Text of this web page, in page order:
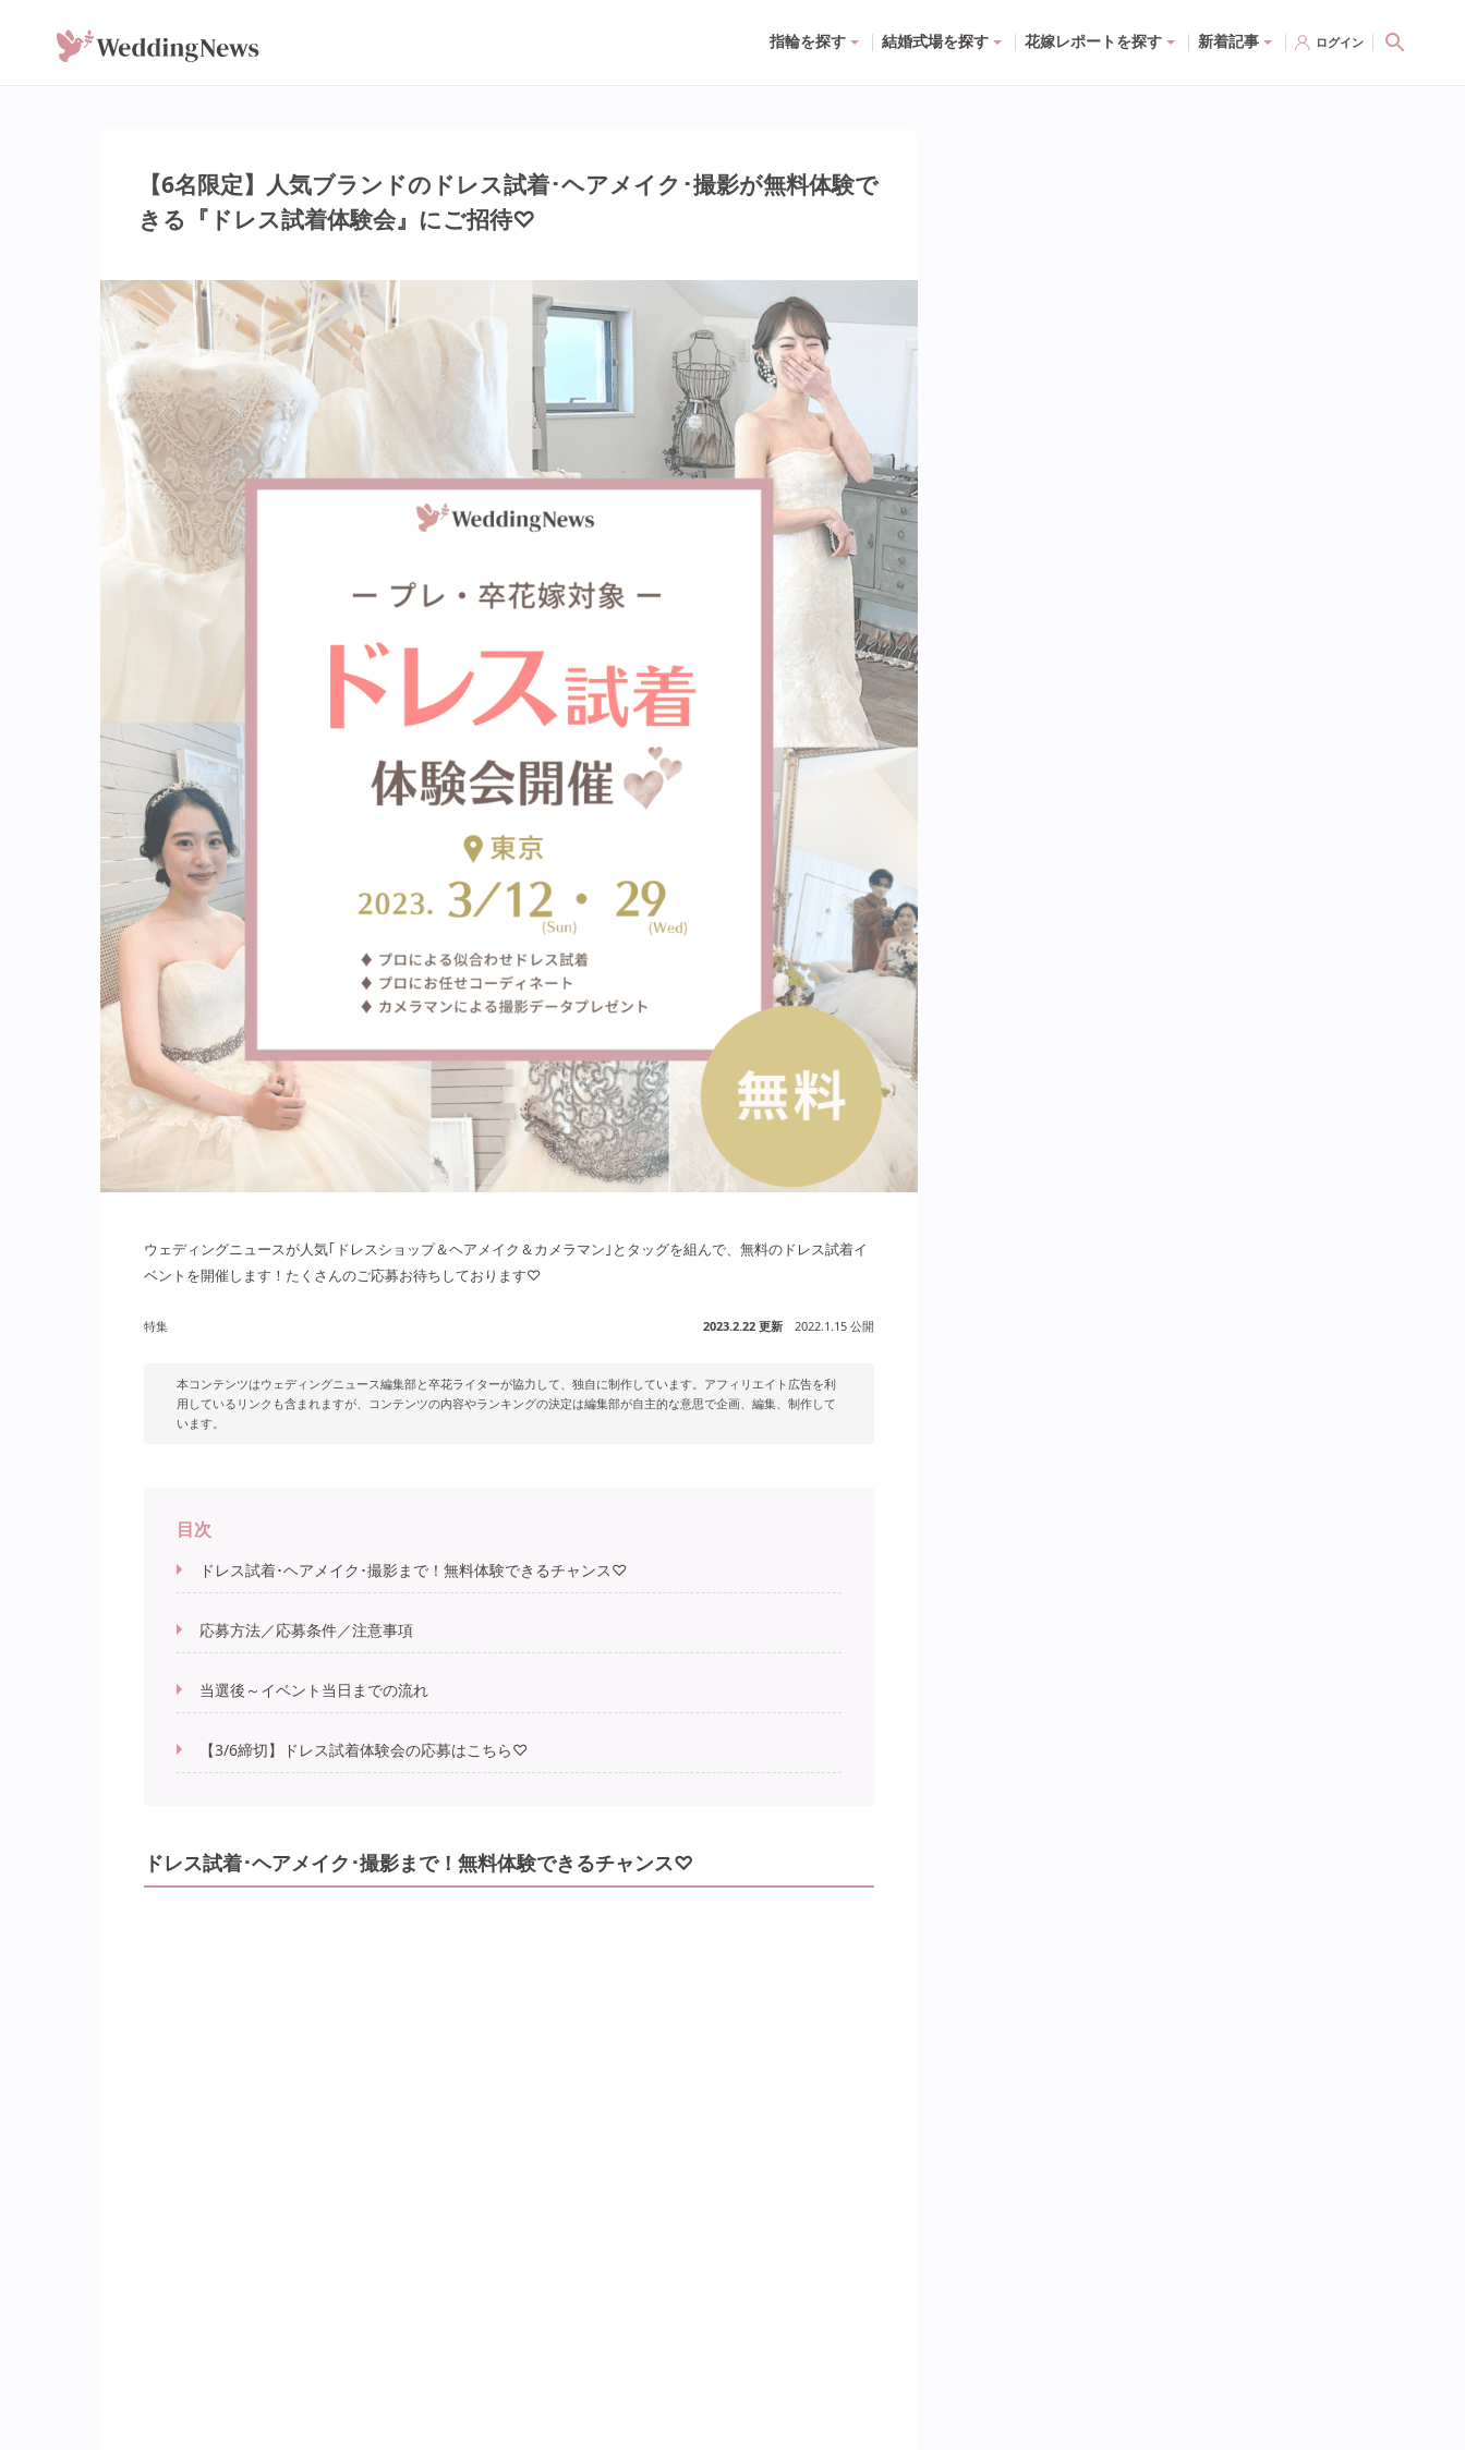
指輪を探す 結婚式場を探す 花嫁レポートを探す 新着記事 ログイン
【6名限定】人気ブランドのドレス試着･ヘアメイク･撮影が無料体験で
きる『ドレス試着体験会』にご招待♡
ウェディングニュースが人気｢ドレスショップ＆ヘアメイク＆カメラマン｣とタッグを組んで、無料のドレス試着イ
ベントを開催します！たくさんのご応募お待ちしております♡
特集 2023.2.22 更新 2022.1.15 公開
本コンテンツはウェディングニュース編集部と卒花ライターが協力して、独自に制作しています。アフィリエイト広告を利
用しているリンクも含まれますが、コンテンツの内容やランキングの決定は編集部が自主的な意思で企画、編集、制作して
います。
目次
ドレス試着･ヘアメイク･撮影まで！無料体験できるチャンス♡
応募方法／応募条件／注意事項
当選後～イベント当日までの流れ
【3/6締切】ドレス試着体験会の応募はこちら♡
ドレス試着･ヘアメイク･撮影まで！無料体験できるチャンス♡